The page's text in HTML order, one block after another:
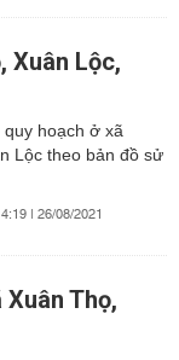
Xuân Lộc,
hoạch ở xã
Lộc theo bản đồ sử
| 26/08/2021
Thọ,